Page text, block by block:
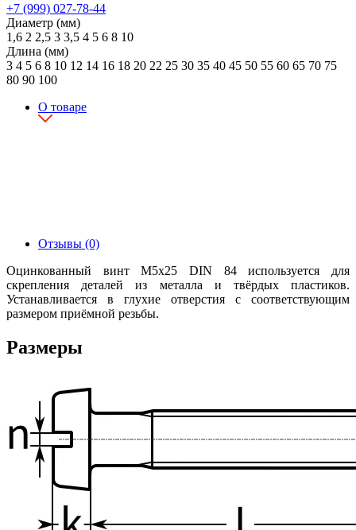
+7 (999) 027-78-44
Диаметр (мм)
1,6 2 2,5 3 3,5 4 5 6 8 10
Длина (мм)
3 4 5 6 8 10 12 14 16 18 20 22 25 30 35 40 45 50 55 60 65 70 75
80 90 100
О товаре
Отзывы (0)
Оцинкованный винт М5х25 DIN 84 используется для
скрепления деталей из металла и твёрдых пластиков.
Устанавливается в глухие отверстия с соответствующим
размером приёмной резьбы.
Размеры